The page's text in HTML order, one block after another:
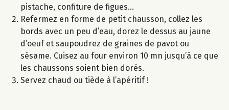
pistache, confiture de figues…
Refermez en forme de petit chausson, collez les
bords avec un peu d’eau, dorez le dessus au jaune
d’oeuf et saupoudrez de graines de pavot ou
sésame. Cuisez au four environ 10 mn jusqu’à ce que
les chaussons soient bien dorés.
Servez chaud ou tiède à l’apéritif !